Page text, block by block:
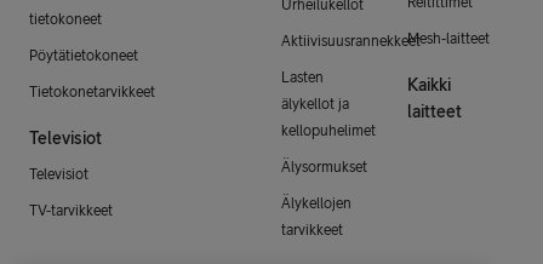
tietokoneet
Pöytätietokoneet
Tietokonetarvikkeet
Televisiot
Televisiot
TV-tarvikkeet
Urheilukellot
Aktiivisuusrannekkeet
Lasten
älykellot ja
kellopuhelimet
Älysormukset
Älykellojen
tarvikkeet
Mesh-laitteet
Kaikki
laitteet